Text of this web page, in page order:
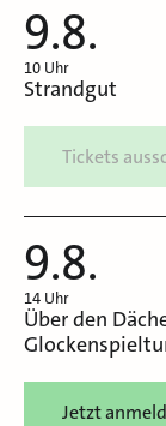
9.8.
10 Uhr
Strandgut
Tickets
9.8.
14 Uhr
Über den
Jetzt